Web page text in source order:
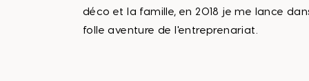
déco et la famille, en 2018 je me lance
folle aventure de l'entreprenariat.